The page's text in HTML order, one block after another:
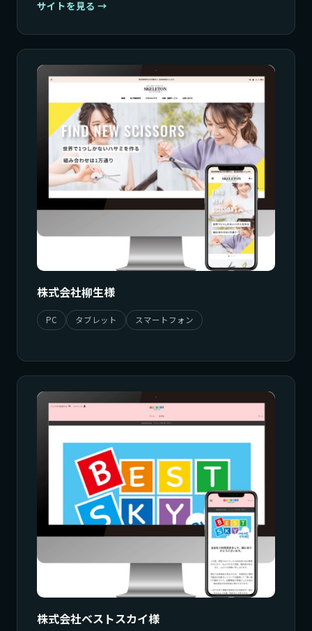
サイトを見る
株式会社柳生様
PC タブレット スマートフォン
株式会社ベストスカイ様